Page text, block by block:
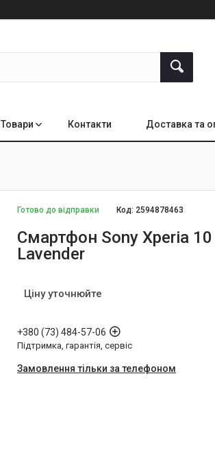
Товари Контакти Доставка та
Готово до відправки Код: 2594878463
Смартфон Sony Xperia
Lavender
Ціну уточнюйте
+380 (73) 484-57-06
Підтримка, гарантія, сервіс
Замовлення тільки за телефоном